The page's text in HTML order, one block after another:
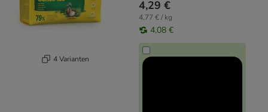
4 Varianten
4,29 €
4,77 € / kg
4,08 €